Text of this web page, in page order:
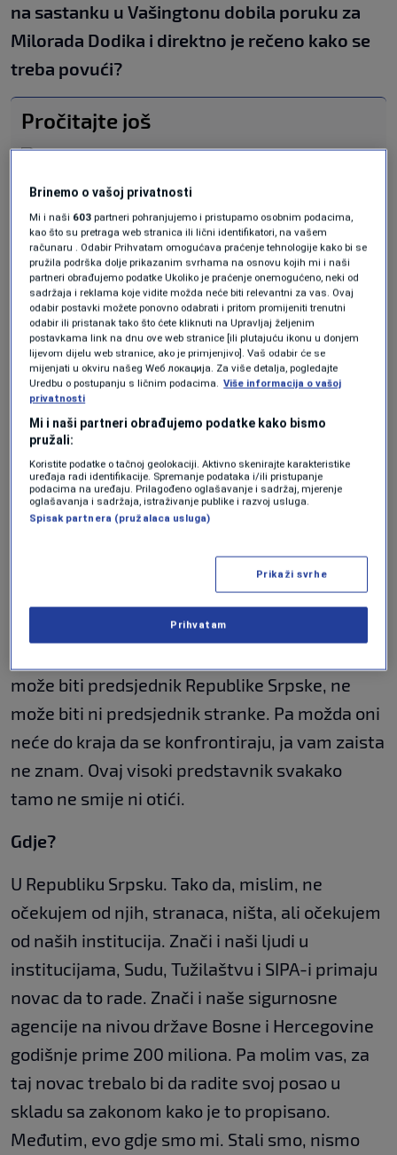
na sastanku u Vašingtonu dobila poruku za
Milorada Dodika i direktno je rečeno kako se
treba povući?
Pročitajte još
Miletić: Imam informacije iz SAD-a,
VIJESTI|1. okt.
"Čović ima više imovine nego
premijer i predsjednik Hrvatske, a
vjerovatno je falsifikovao diplomu
magistra"
VIJESTI|1. okt.
Nekad najveći cionista danas stoji uz
Hamas
SVIJET |1. okt.
Malo ko je ovako "spustio" Trumpa:
"Ne pita se!"
Ne znam to, zaista, ali očigledno su u njihovom
ponašanju (političara iz SNSD-a) nešto
promijenili. Kad smo mogli na Domu naroda da
integracije, sve vam je jasno. Ali evo, Dodik je
još uvijek predsjednik stranke i Sud i visoki
predstavnik ne izlaze zapravo sa pojašnjenjem
može biti predsjednik Republike Srpske, ne
može biti ni predsjednik stranke. Pa možda oni
neće do kraja da se konfrontiraju, ja vam zaista
ne znam. Ovaj visoki predstavnik svakako
tamo ne smije ni otići.
Gdje?
U Republiku Srpsku. Tako da, mislim, ne
očekujem od njih, stranaca, ništa, ali očekujem
od naših institucija. Znači i naši ljudi u
institucijama, Sudu, Tužilaštvu i SIPA-i primaju
novac da to rade. Znači i naše sigurnosne
agencije na nivou države Bosne i Hercegovine
godišnje prime 200 miliona. Pa molim vas, za
taj novac trebalo bi da radite svoj posao u
skladu sa zakonom kako je to propisano.
Međutim, evo gdje smo mi. Stali smo, nismo
Brinemo o vašoj privatnosti
Mi i naši 603 partneri pohranjujemo i pristupamo osobnim podacima,
kao što su pretraga web stranica ili lični identifikatori, na vašem
računaru . Odabir Prihvatam omogućava praćenje tehnologije kako bi se
pružila podrška dolje prikazanim svrhama na osnovu kojih mi i naši
partneri obrađujemo podatke Ukoliko je praćenje onemogućeno, neki od
sadržaja i reklama koje vidite možda neće biti relevantni za vas. Ovaj
odabir postavki možete ponovno odabrati i pritom promijeniti trenutni
odabir ili pristanak tako što ćete kliknuti na Upravljaj željenim
postavkama link na dnu ove web stranice [ili plutajuću ikonu u donjem
lijevom dijelu web stranice, ako je primjenjivo]. Vaš odabir će se
mijenjati u okviru našeg Wеб локација. Za više detalja, pogledajte
Uredbu o postupanju s ličnim podacima. Više informacija o vašoj
privatnosti
Mi i naši partneri obrađujemo podatke kako bismo
pružali:
Koristite podatke o tačnoj geolokaciji. Aktivno skenirajte karakteristike
uređaja radi identifikacije. Spremanje podataka i/ili pristupanje
podacima na uređaju. Prilagođeno oglašavanje i sadržaj, mjerenje
oglašavanja i sadržaja, istraživanje publike i razvoj usluga.
Spisak partnera (pružalaca usluga)
Prikaži svrhe
Prihvatam